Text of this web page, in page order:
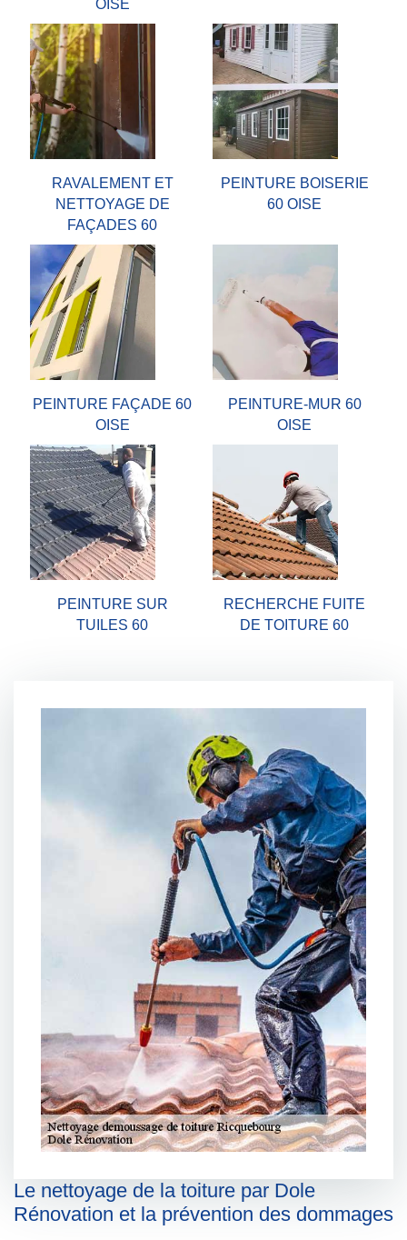
OISE
RAVALEMENT ET
NETTOYAGE DE
FAÇADES 60
PEINTURE BOISERIE
60 OISE
PEINTURE FAÇADE 60
OISE
PEINTURE-MUR 60
OISE
PEINTURE SUR
TUILES 60
RECHERCHE FUITE
DE TOITURE 60
Le nettoyage de la toiture par Dole
Rénovation et la prévention des dommages